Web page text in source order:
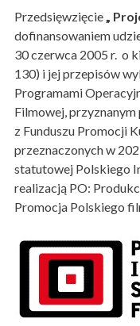
Przedsięwzięcie„
dofinansowaniem
30 czerwca 2005 r. o
130) i jej przepisów
Programami
Filmowej,
z Funduszu Promocji
przeznaczonych w
statutowej Polskiego
realizacją PO:
Promocja Polskiego